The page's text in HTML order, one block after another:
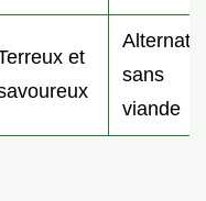
et
sans
viande